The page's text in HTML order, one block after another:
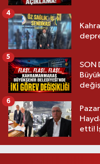
4
SON
5
etti!
6